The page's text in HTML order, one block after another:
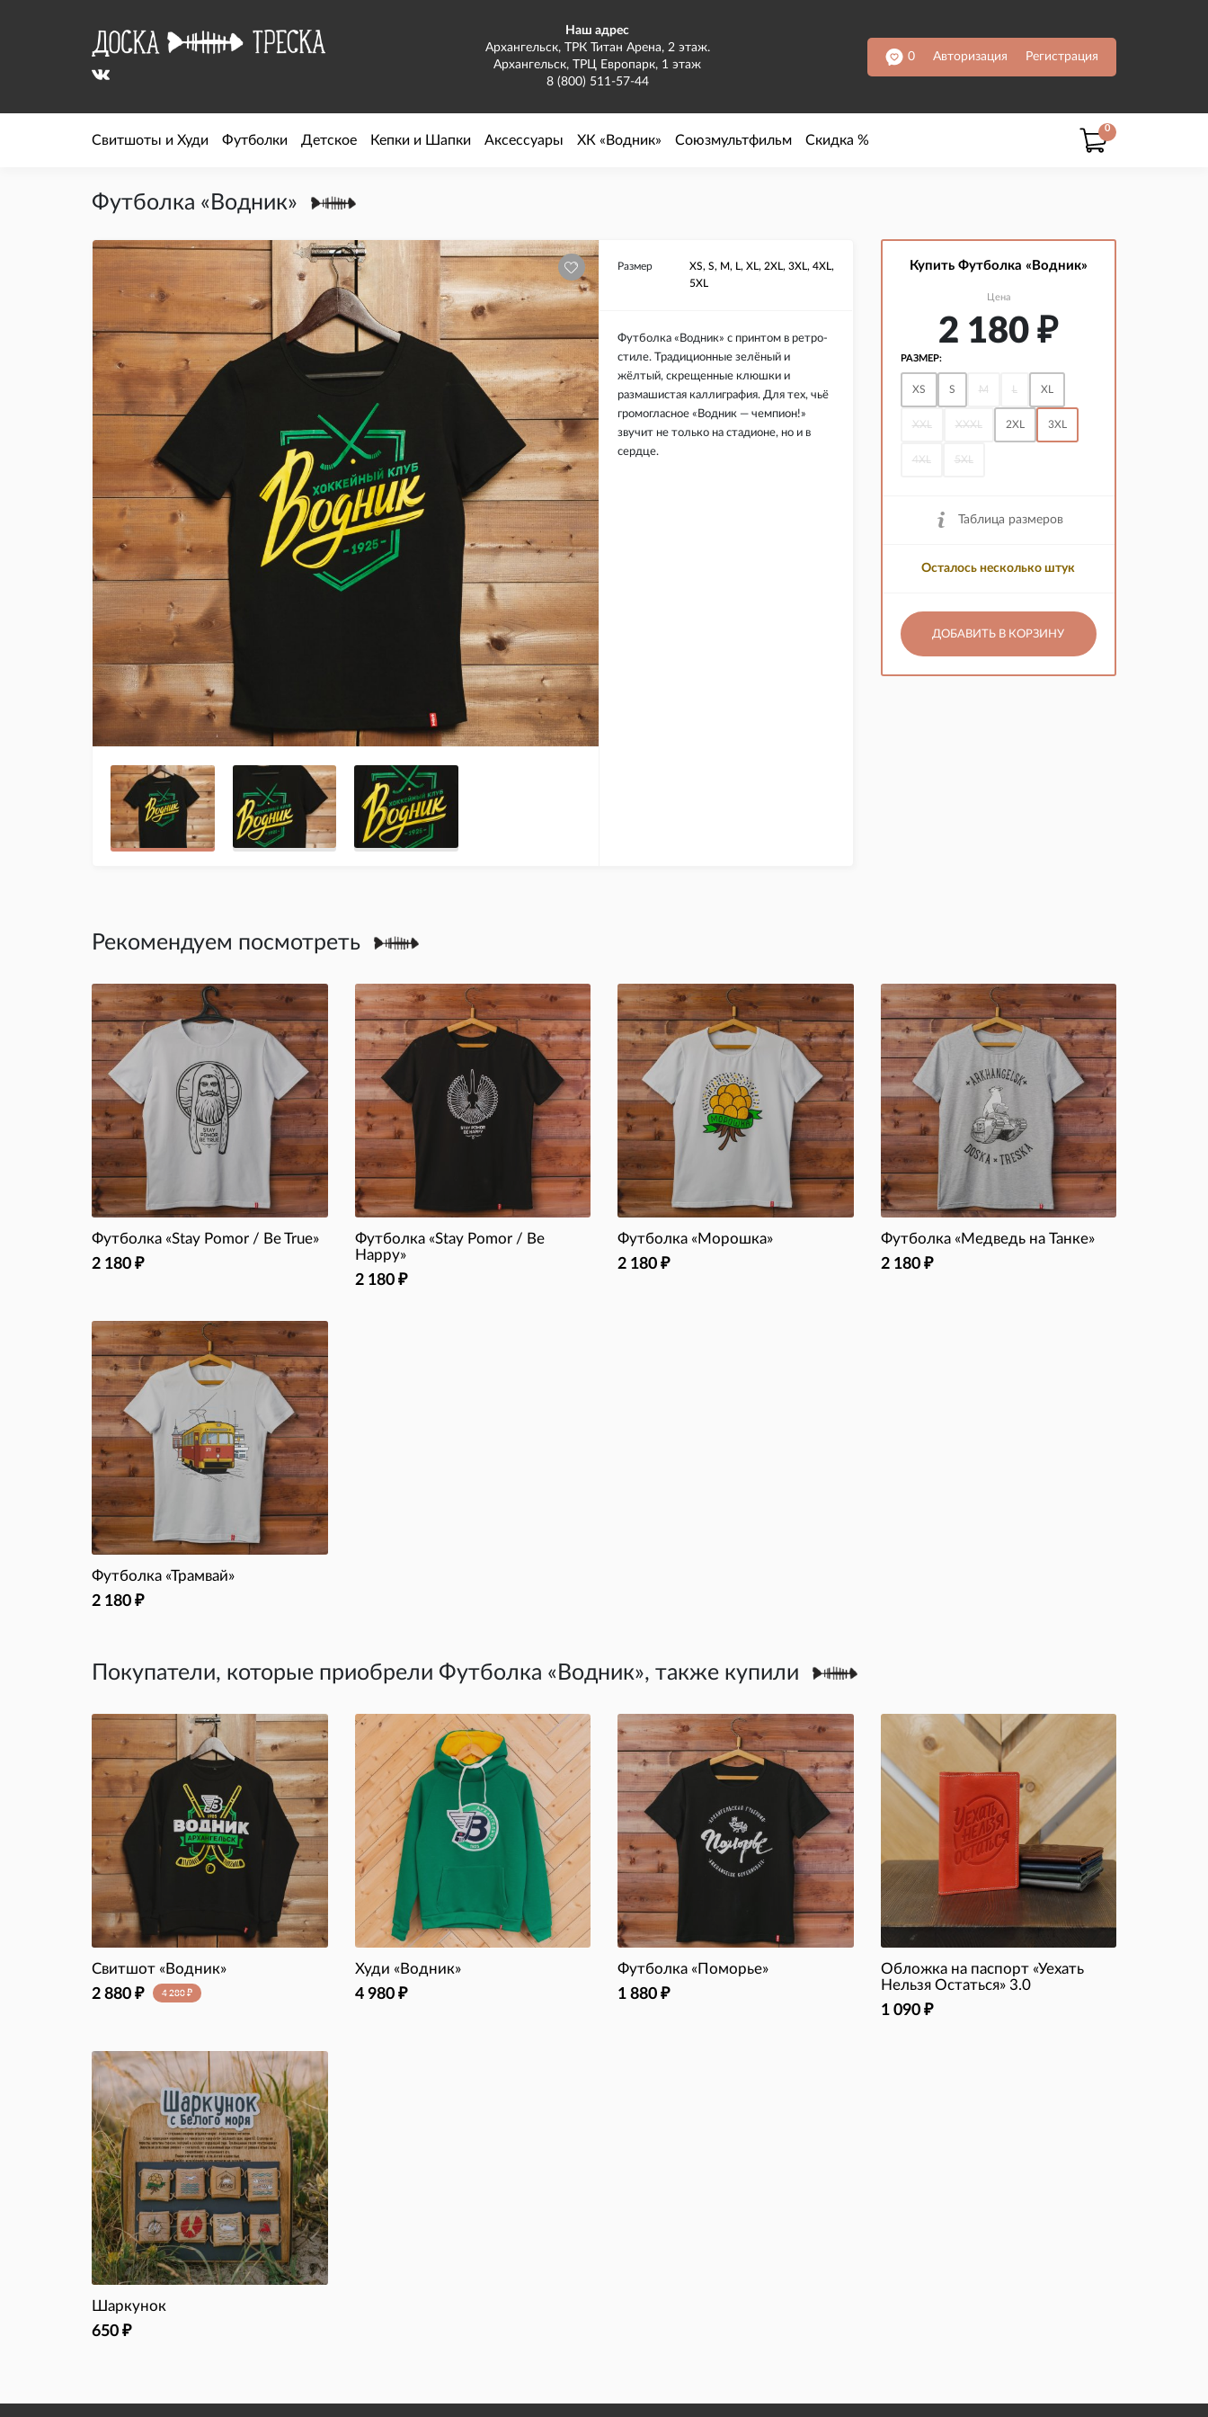
Наш адрес
Архангельск, ТРК Титан Арена, 2 этаж.
Архангельск, ТРЦ Европарк, 1 этаж
8 (800) 511-57-44
0 Авторизация Регистрация
Свитшоты и Худи Футболки Детское Кепки и Шапки Аксессуары ХК «Водник» Союзмультфильм Скидка %
0
Футболка «Водник»
Размер
XS, S, M, L, XL, 2XL, 3XL, 4XL,
5XL
Футболка «Водник» с принтом в ретро-
стиле. Традиционные зелёный и
жёлтый, скрещенные клюшки и
размашистая каллиграфия. Для тех, чьё
громогласное «Водник — чемпион!»
звучит не только на стадионе, но и в
сердце.
Купить Футболка «Водник»
Цена
2 180₽
РАЗМЕР:
XS S M L XL
XXL XXXL 2XL 3XL
4XL 5XL
Таблица размеров
Осталось несколько штук
ДОБАВИТЬ В КОРЗИНУ
Рекомендуем посмотреть
Футболка «Stay Pomor / Be True»
2 180 ₽
Футболка «Stay Pomor / Be
Happy»
2 180 ₽
Футболка «Морошка»
2 180 ₽
Футболка «Медведь на Танке»
2 180 ₽
Футболка «Трамвай»
2 180 ₽
Покупатели, которые приобрели Футболка «Водник», также купили
Свитшот «Водник»
2 880 ₽ 4 280 ₽
Худи «Водник»
4 980 ₽
Футболка «Поморье»
1 880 ₽
Обложка на паспорт «Уехать
Нельзя Остаться» 3.0
1 090 ₽
Шаркунок
650 ₽